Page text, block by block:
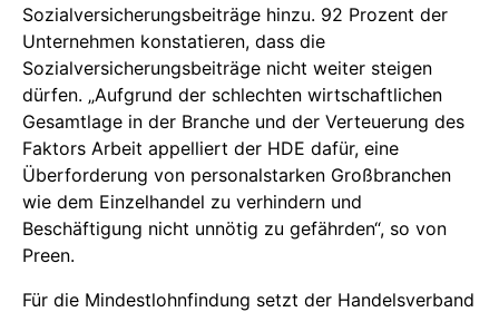
Sozialversicherungsbeiträge hinzu. 92 Prozent der
Unternehmen konstatieren, dass die
Sozialversicherungsbeiträge nicht weiter steigen
dürfen. „Aufgrund der schlechten wirtschaftlichen
Gesamtlage in der Branche und der Verteuerung des
Faktors Arbeit appelliert der HDE dafür, eine
Überforderung von personalstarken Großbranchen
wie dem Einzelhandel zu verhindern und
Beschäftigung nicht unnötig zu gefährden“, so von
Preen.
Für die Mindestlohnfindung setzt der Handelsverband